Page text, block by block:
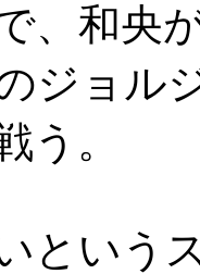
、和央
ジョル
う。
という